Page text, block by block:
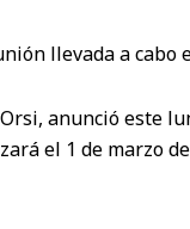
llevada a cabo
anunció este
el 1 de marzo